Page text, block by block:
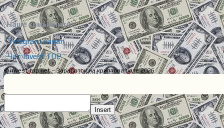
Наше комьюнити:
Telegram канал
Чат Invest TOP
© invest-top.net – Заработок на криптовалюте 2026
Insert